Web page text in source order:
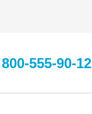
555-90-12